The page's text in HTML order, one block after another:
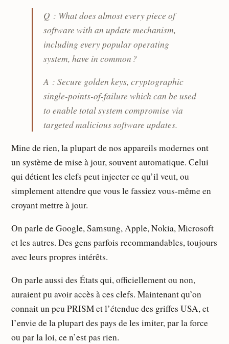
Q : What does almost every piece of
software with an update mechanism,
including every popular operating
system, have in common ?
A : Secure golden keys, cryptographic
single-points-of-failure which can be used
to enable total system compromise via
targeted malicious software updates.
Mine de rien, la plupart de nos appareils modernes ont
un système de mise à jour, souvent automatique. Celui
qui détient les clefs peut injecter ce qu’il veut, ou
simplement attendre que vous le fassiez vous-même en
croyant mettre à jour.
On parle de Google, Samsung, Apple, Nokia, Microsoft
et les autres. Des gens parfois recommandables, toujours
avec leurs propres intérêts.
On parle aussi des États qui, officiellement ou non,
auraient pu avoir accès à ces clefs. Maintenant qu’on
connait un peu PRISM et l’étendue des griffes USA, et
l’envie de la plupart des pays de les imiter, par la force
ou par la loi, ce n’est pas rien.